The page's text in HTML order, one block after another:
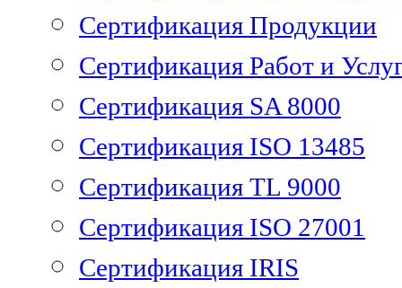
Сертификация Продукции
Сертификация Работ и
Сертификация SA 8000
Сертификация ISO 13485
Сертификация TL 9000
Сертификация ISO 27001
Сертификация IRIS